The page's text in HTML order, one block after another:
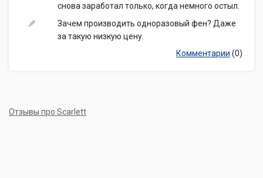
снова заработал только, когда немного остыл.
Зачем производить одноразовый фен? Даже
за такую низкую цену.
Комментарии (0)
Отзывы про Scarlett